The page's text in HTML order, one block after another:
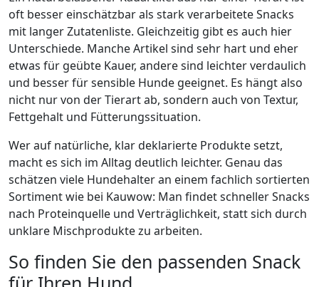
oft besser einschätzbar als stark verarbeitete Snacks
mit langer Zutatenliste. Gleichzeitig gibt es auch hier
Unterschiede. Manche Artikel sind sehr hart und eher
etwas für geübte Kauer, andere sind leichter verdaulich
und besser für sensible Hunde geeignet. Es hängt also
nicht nur von der Tierart ab, sondern auch von Textur,
Fettgehalt und Fütterungssituation.
Wer auf natürliche, klar deklarierte Produkte setzt,
macht es sich im Alltag deutlich leichter. Genau das
schätzen viele Hundehalter an einem fachlich sortierten
Sortiment wie bei Kauwow: Man findet schneller Snacks
nach Proteinquelle und Verträglichkeit, statt sich durch
unklare Mischprodukte zu arbeiten.
So finden Sie den passenden Snack